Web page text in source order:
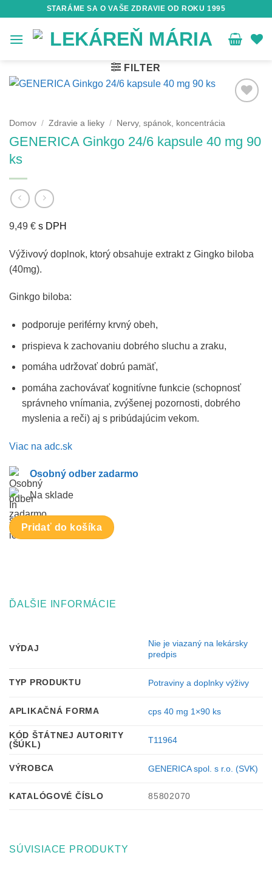
content
STARÁME SA O VAŠE ZDRAVIE OD ROKU 1995
FILTER
Domov / Zdravie a lieky / Nervy, spánok, koncentrácia
GENERICA Ginkgo 24/6 kapsule 40 mg 90
ks
9,49 € s DPH
Výživový doplnok, ktorý obsahuje extrakt z Gingko biloba
(40mg).
Ginkgo biloba:
podporuje periférny krvný obeh,
prispieva k zachovaniu dobrého sluchu a zraku,
pomáha udržovať dobrú pamäť,
pomáha zachovávať kognitívne funkcie (schopnosť
správneho vnímania, zvýšenej pozornosti, dobrého
myslenia a reči) aj s pribúdajúcim vekom.
Viac na adc.sk
Osobný odber zadarmo
Na sklade
Pridať do košíka
ĎALŠIE INFORMÁCIE
VÝDAJ
Nie je viazaný na lekársky
predpis
TYP PRODUKTU Potraviny a doplnky výživy
APLIKAČNÁ FORMA cps 40 mg 1×90 ks
KÓD ŠTÁTNEJ AUTORITY
(ŠÚKL)
T11964
VÝROBCA GENERICA spol. s r.o. (SVK)
KATALÓGOVÉ ČÍSLO 85802070
SÚVISIACE PRODUKTY